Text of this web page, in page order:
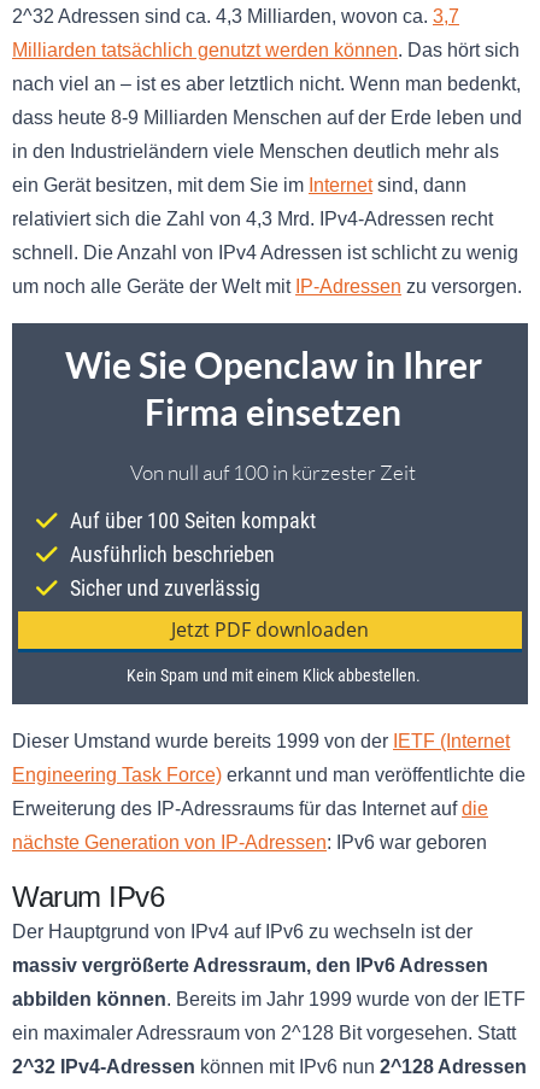
2^32 Adressen sind ca. 4,3 Milliarden, wovon ca. 3,7
Milliarden tatsächlich genutzt werden können. Das hört sich
nach viel an – ist es aber letztlich nicht. Wenn man bedenkt,
dass heute 8-9 Milliarden Menschen auf der Erde leben und
in den Industrieländern viele Menschen deutlich mehr als
ein Gerät besitzen, mit dem Sie im Internetsind, dann
relativiert sich die Zahl von 4,3 Mrd. IPv4-Adressen recht
schnell. Die Anzahl von IPv4 Adressen ist schlicht zu wenig
um noch alle Geräte der Welt mit IP-Adressen zu versorgen.
Dieser Umstand wurde bereits 1999 von der IETF (Internet
Engineering Task Force) erkannt und man veröffentlichte die
Erweiterung des IP-Adressraums für das Internet aufdie
nächste Generation von IP-Adressen: IPv6 war geboren
Warum IPv6
Der Hauptgrund von IPv4 auf IPv6 zu wechseln ist der
massiv vergrößerte Adressraum, den IPv6 Adressen
abbilden können. Bereits im Jahr 1999 wurde von der IETF
ein maximaler Adressraum von 2^128 Bit vorgesehen. Statt
2^32 IPv4-Adressen können mit IPv6 nun 2^128 Adressen